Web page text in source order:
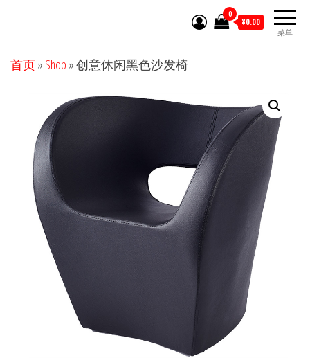
菜单
0
¥0.00
首页» Shop »创意休闲黑色沙发椅